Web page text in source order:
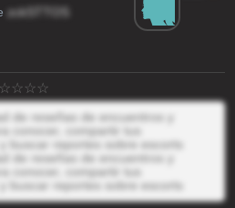
zckSTTOS
de reseñas de encuentros y
conocer, compartir tus
buscar reportes sobre escorts
de reseñas de encuentros y
conocer, compartir tus
buscar reportes sobre escorts